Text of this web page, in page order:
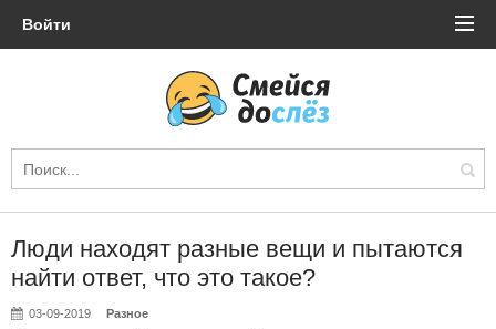
Войти
Люди находят разные вещи и пытаются
найти ответ, что это такое?
03-09-2019 Разное